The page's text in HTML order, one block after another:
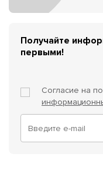
Получайте
первыми!
Согласие на